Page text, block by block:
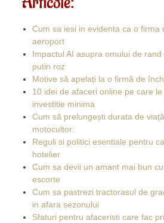
Cum sa iesi in evidenta ca o firma
aeroport
Impactul AI asupra omului de
putin roz
Motive să apelați la o firmă de
10 idei de afaceri online pe care
investitie minima
Cum să prelungești durata de
motocultor:
Reguli si politici esentiale pentru
hotelier
Cum sa devii un amant mai bun
escorte
Cum sa pastrezi tractorasul de
in afara sezonului
Sfaturi pentru afaceristi care fac